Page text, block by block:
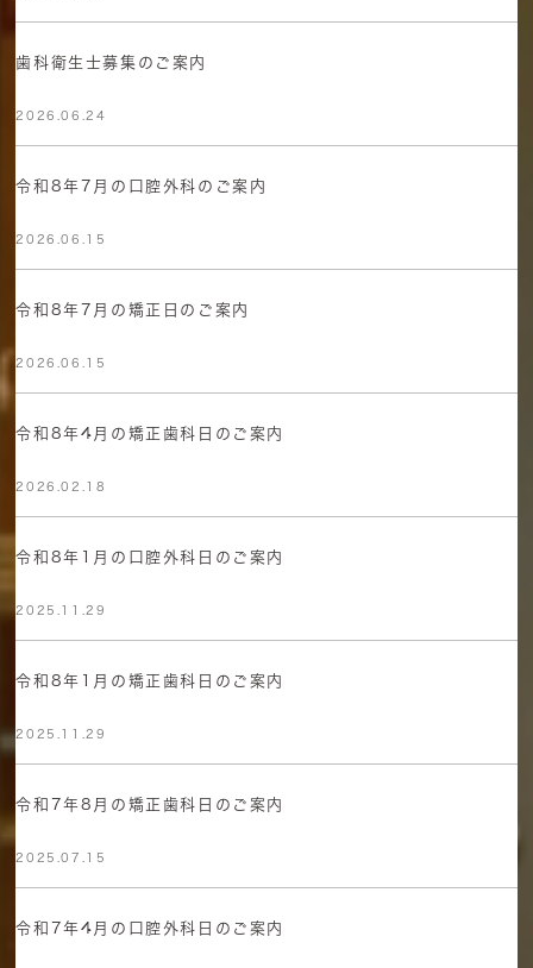
歯科衛生士募集のご案内
2026.06.24
令和8年7月の口腔外科のご案内
2026.06.15
令和8年7月の矯正日のご案内
2026.06.15
令和8年4月の矯正歯科日のご案内
2026.02.18
令和8年1月の口腔外科日のご案内
2025.11.29
令和8年1月の矯正歯科日のご案内
2025.11.29
令和7年8月の矯正歯科日のご案内
2025.07.15
令和7年4月の口腔外科日のご案内